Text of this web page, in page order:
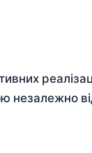
незалежно